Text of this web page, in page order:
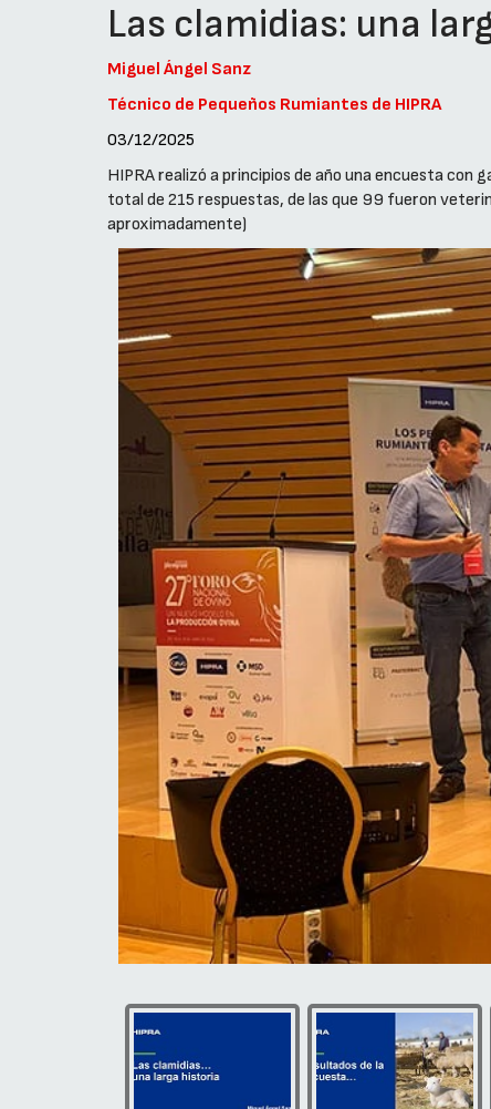
Las clamidias: una
Miguel Ángel Sanz
Técnico de Pequeños Rumiantes de HIPRA
03/12/2025
HIPRA realizó a principios de año una encuesta
total de 215 respuestas, de las que 99 fueron
aproximadamente)